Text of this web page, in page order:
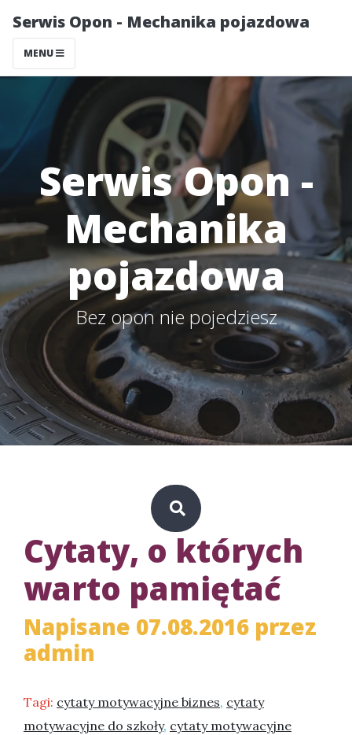
Serwis Opon - Mechanika pojazdowa
MENU
Serwis Opon -
Mechanika
pojazdowa
Bez opon nie pojedziesz
Cytaty, o których
warto pamiętać
Napisane 07.08.2016 przez
admin
Tagi: cytaty motywacyjne biznes, cytaty
motywacyjne do szkoły, cytaty motywacyjne